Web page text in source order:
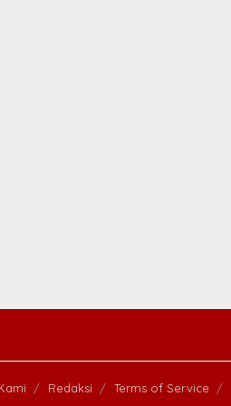
Redaksi Terms of Service